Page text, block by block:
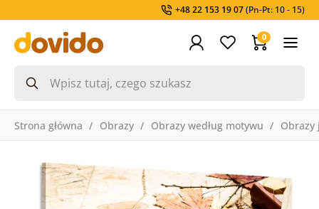
+48 22 153 19 07(Pn-Pt: 10 - 15)
0
Strona główna Obrazy Obrazy według motywu Obrazy